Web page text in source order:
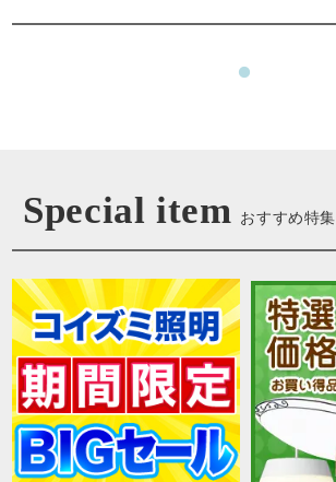
Special item おすすめ特集